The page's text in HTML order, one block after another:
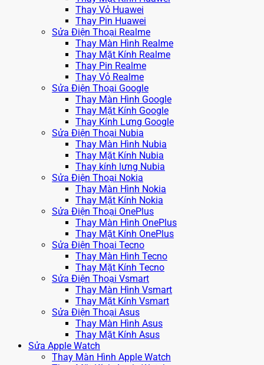
Thay Vỏ Huawei
Thay Pin Huawei
Sửa Điện Thoại Realme
Thay Màn Hình Realme
Thay Mặt Kính Realme
Thay Pin Realme
Thay Vỏ Realme
Sửa Điện Thoại Google
Thay Màn Hình Google
Thay Mặt Kính Google
Thay Kính Lưng Google
Sửa Điện Thoại Nubia
Thay Màn Hình Nubia
Thay Mặt Kính Nubia
Thay kính lưng Nubia
Sửa Điện Thoại Nokia
Thay Màn Hình Nokia
Thay Mặt Kính Nokia
Sửa Điện Thoại OnePlus
Thay Màn Hình OnePlus
Thay Mặt Kính OnePlus
Sửa Điện Thoại Tecno
Thay Màn Hình Tecno
Thay Mặt Kính Tecno
Sửa Điện Thoại Vsmart
Thay Màn Hình Vsmart
Thay Mặt Kính Vsmart
Sửa Điện Thoại Asus
Thay Màn Hình Asus
Thay Mặt Kính Asus
Sửa Apple Watch
Thay Màn Hình Apple Watch